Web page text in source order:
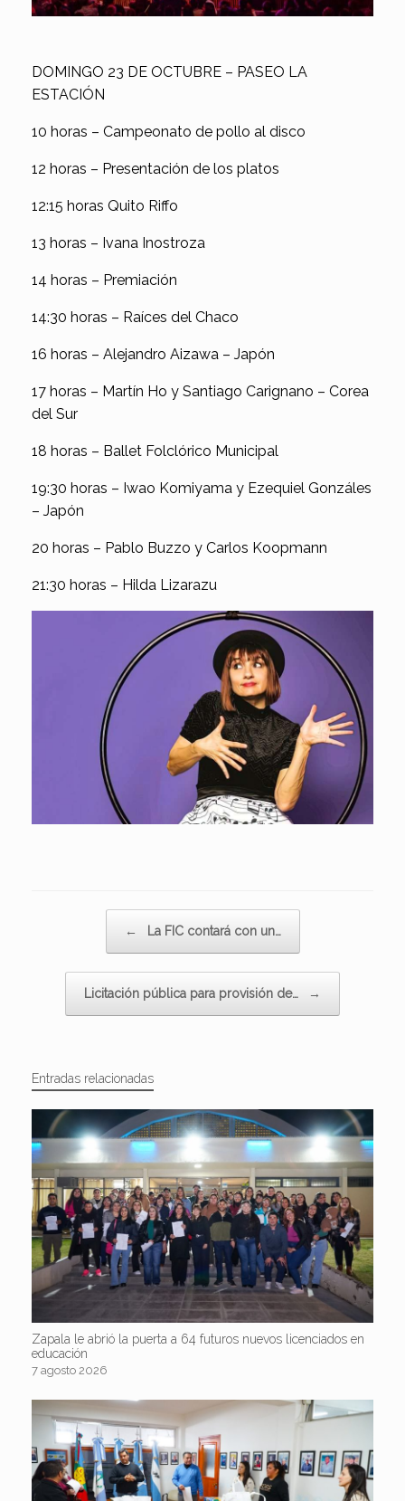
DOMINGO 23 DE OCTUBRE – PASEO LA
ESTACIÓN
10 horas – Campeonato de pollo al disco
12 horas – Presentación de los platos
12:15 horas Quito Riff­o
13 horas – Ivana Inostroza
14 horas – Premiación
14:30 horas – Raíces del Chaco
16 horas – Alejandro Aizawa – Japón
17 horas – Martín Ho y Santiago Carignano – Corea
del Sur
18 horas – Ballet Folclórico Municipal
19:30 horas – Iwao Komiyama y Ezequiel Gonzáles
– Japón
20 horas – Pablo Buzzo y Carlos Koopmann
21:30 horas – Hilda Lizarazu
← La FIC contará con un…
Licitación pública para provisión de… →
Entradas relacionadas
Zapala le abrió la puerta a 64 futuros nuevos licenciados en
educación
7 agosto 2026